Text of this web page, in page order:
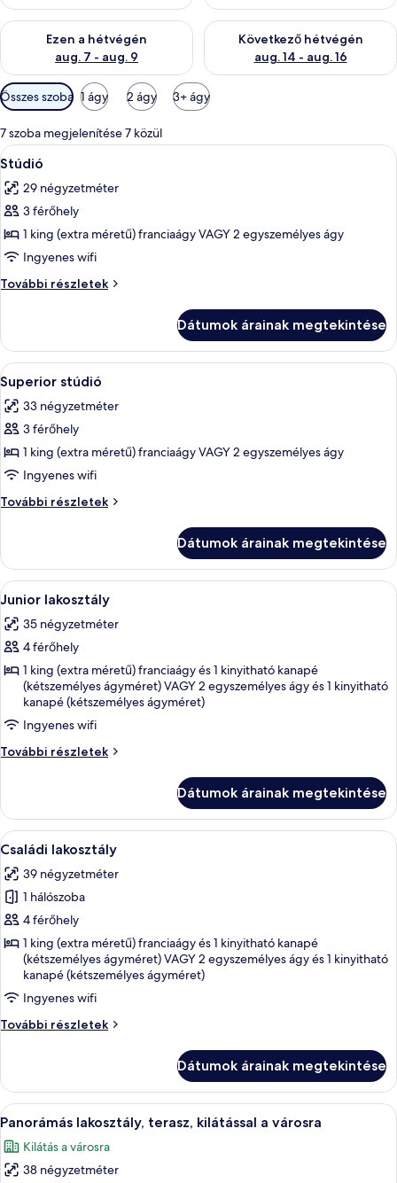
Ezen a hétvégén
aug. 7 - aug. 9
A mostani hétvégi rendelkezésre állás ellenőrzése: aug. 7 -
Következő hétvégén
aug. 14 - aug. 16
A következő hétvégi
Szobákhoz
rendelkezésre
álló
szűrők
Összes szoba 1 ágy 2 ágy 3+ ágy
7 szoba megjelenítése 7 közül
A
következő
szoba
összes
képének
megtekintése:
Stúdió
Egy szállodai szoba, amelyben
6
Stúdió
29 négyzetméter
3 férőhely
1 king (extra méretű) franciaágy VAGY 2 egyszemélyes ágy
Ingyenes wifi
További részletek
Stúdió
Dátumok árainak megtekintése
A
következő
szoba
összes
képének
megtekintése:
Superior
stúdió
Egy modern szállodai szoba,
3
Superior stúdió
33 négyzetméter
3 férőhely
1 king (extra méretű) franciaágy VAGY 2 egyszemélyes ágy
Ingyenes wifi
További részletek
Superior
Dátumok árainak megtekintése
A
következő
szoba
összes
képének
megtekintése:
Junior
lakosztály
Egy modern szállodai szoba,
7
Junior lakosztály
35 négyzetméter
4 férőhely
1 king (extra méretű) franciaágy és 1 kinyitható kanapé
(kétszemélyes ágyméret) VAGY 2 egyszemélyes ágy és 1 kinyitható
kanapé (kétszemélyes ágyméret)
Ingyenes wifi
További részletek
Junior
Dátumok árainak megtekintése
A
következő
szoba
összes
képének
megtekintése:
Családi
lakosztály
Családi lakosztály | Prémium
5
Családi lakosztály
39 négyzetméter
1 hálószoba
4 férőhely
1 king (extra méretű) franciaágy és 1 kinyitható kanapé
(kétszemélyes ágyméret) VAGY 2 egyszemélyes ágy és 1 kinyitható
kanapé (kétszemélyes ágyméret)
Ingyenes wifi
További részletek
Családi
Dátumok árainak megtekintése
A
következő
szoba
összes
Egy modern nappali, melyben egy
6
Panorámás lakosztály, terasz, kilátással a városra
Kilátás a városra
38 négyzetméter